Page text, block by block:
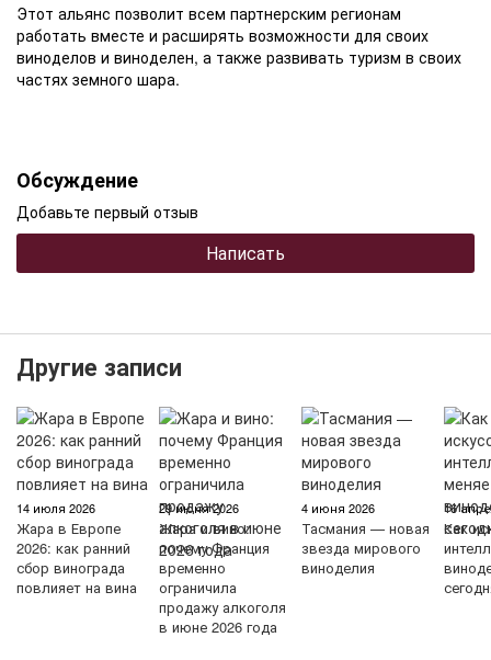
Этот альянс позволит всем партнерским регионам
работать вместе и расширять возможности для своих
виноделов и виноделен, а также развивать туризм в своих
частях земного шара.
Обсуждение
Добавьте первый отзыв
Написать
Другие записи
14 июля 2026
Жара в Европе
2026: как ранний
сбор винограда
повлияет на вина
29 июня 2026
Жара и вино:
почему Франция
временно
ограничила
продажу алкоголя
в июне 2026 года
4 июня 2026
Тасмания — новая
звезда мирового
виноделия
16
Как